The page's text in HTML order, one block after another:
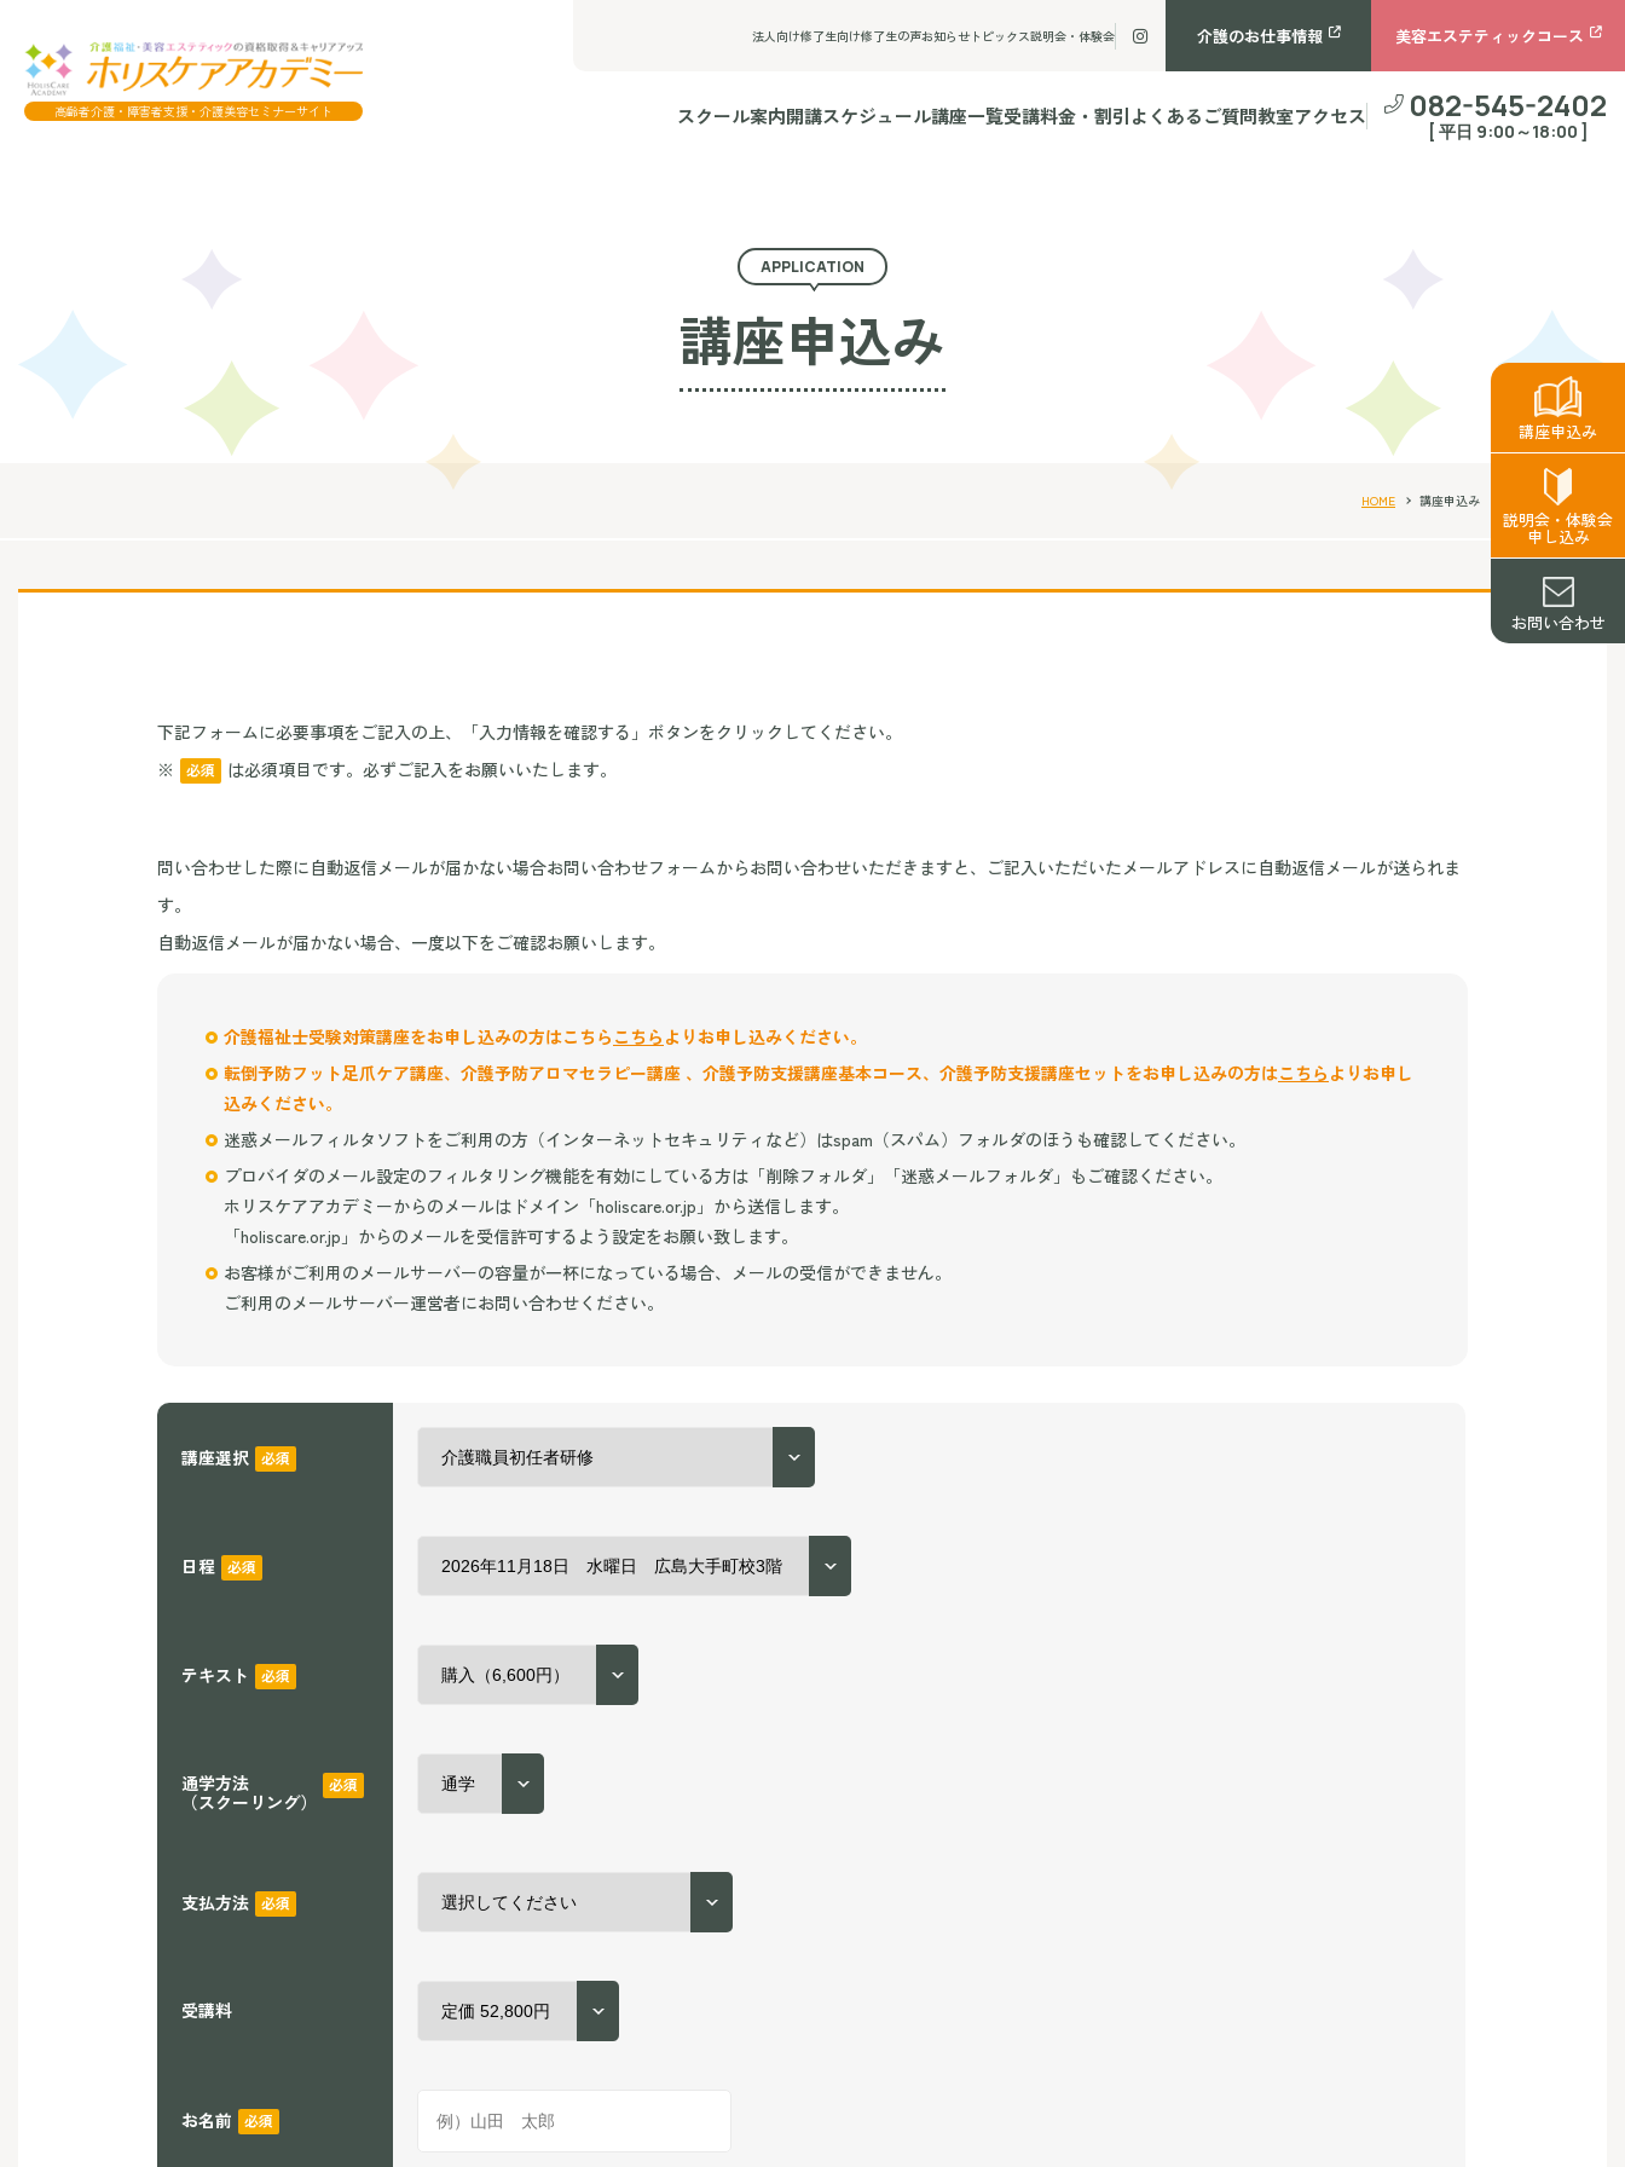
高齢者介護・障害者支援・介護美容セミナーサイト スクール案内開講スケジュール講座一覧受講料金・割引よくあるご質問教室アクセス 082-545-2402
[ 平日 9:00～18:00 ]
法人向け修了生向け修了生の声お知らせトピックス説明会・体験会 介護のお仕事情報 美容エステティックコース
講座申込み
説明会・体験会
申し込み
お問い合わせ
APPLICATION
講座申込み
HOME 講座申込み
下記フォームに必要事項をご記入の上、「入力情報を確認する」ボタンをクリックしてください。
※
必須 は必須項目です。必ずご記入をお願いいたします。
問い合わせした際に自動返信メールが届かない場合お問い合わせフォームからお問い合わせいただきますと、ご記入いただいたメールアドレスに自動返信メールが送られま
す。
自動返信メールが届かない場合、一度以下をご確認お願いします。
介護福祉士受験対策講座をお申し込みの方はこちら こちら よりお申し込みください。
転倒予防フット足爪ケア講座、介護予防アロマセラピー講座 、介護予防支援講座基本コース、介護予防支援講座セットをお申し込みの方はこちら よりお申し
込みください。
迷惑メールフィルタソフトをご利用の方（インターネットセキュリティなど）はspam（スパム）フォルダのほうも確認してください。
プロバイダのメール設定のフィルタリング機能を有効にしている方は「削除フォルダ」「迷惑メールフォルダ」もご確認ください。
ホリスケアアカデミーからのメールはドメイン「holiscare.or.jp」から送信します。
「holiscare.or.jp」からのメールを受信許可するよう設定をお願い致します。
お客様がご利用のメールサーバーの容量が一杯になっている場合、メールの受信ができません。
ご利用のメールサーバー運営者にお問い合わせください。
講座選択 必須
日程 必須
テキスト 必須
通学方法
（スクーリング）
必須
支払方法 必須
受講料
お名前 必須